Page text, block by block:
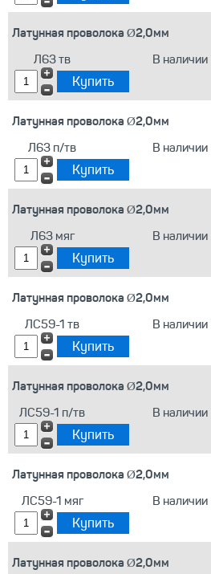
Латунная проволока Ø2,0мм
Л63 тв
В наличии
Латунная проволока Ø2,0мм
Л63 п/тв
В наличии
Латунная проволока Ø2,0мм
Л63 мяг
В наличии
Латунная проволока Ø2,0мм
ЛС59-1 тв
В наличии
Латунная проволока Ø2,0мм
ЛС59-1 п/тв
В наличии
Латунная проволока Ø2,0мм
ЛС59-1 мяг
В наличии
Латунная проволока Ø2,0мм